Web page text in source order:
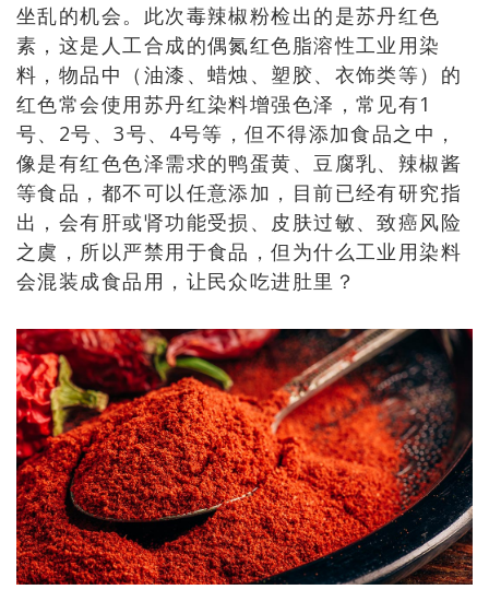
坐乱的机会。此次毒辣椒粉检出的是苏丹红色
素，这是人工合成的偶氮红色脂溶性工业用染
料，物品中（油漆、蜡烛、塑胶、衣饰类等）的
红色常会使用苏丹红染料增强色泽，常见有1
号、2号、3号、4号等，但不得添加食品之中，
像是有红色色泽需求的鸭蛋黄、豆腐乳、辣椒酱
等食品，都不可以任意添加，目前已经有研究指
出，会有肝或肾功能受损、皮肤过敏、致癌风险
之虞，所以严禁用于食品，但为什么工业用染料
会混装成食品用，让民众吃进肚里？